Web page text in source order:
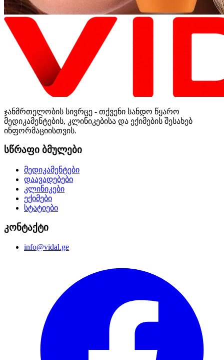
ჯანმრთელობის სივრცე - თქვენი სანდო წყარო
მედიკამენტების, კლინიკებისა და ექიმების შესახებ
ინფორმაციისთვის.
სწრაფი ბმულები
მედიკამენტები
დაავადებები
კლინიკები
ექიმები
სტატიები
კონტაქტი
info@vidal.ge